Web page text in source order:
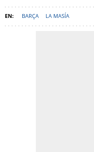
BARÇA LA MASÍA